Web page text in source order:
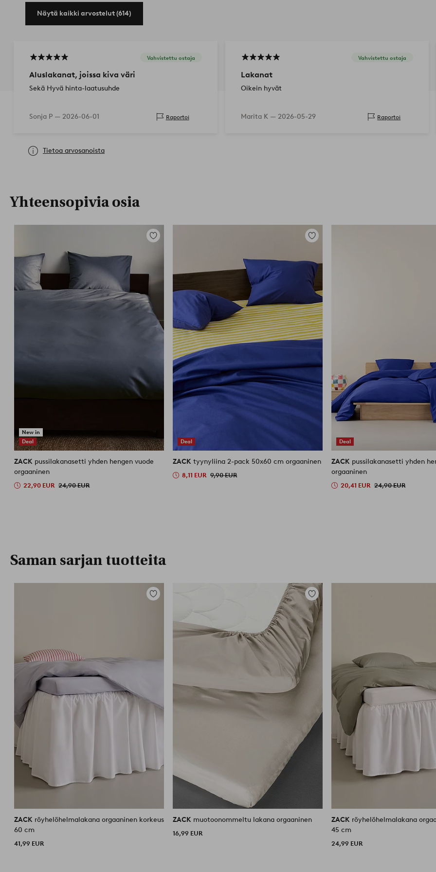
Näytä kaikki arvostelut (614)
Vahvistettu ostaja
Aluslakanat, joissa kiva väri
Sekä Hyvä hinta-laatusuhde
Sonja P — 2026-06-01 Raportoi
Vahvistettu ostaja
Lakanat
Oikein hyvät
Marita K — 2026-05-29 Raportoi
Tietoa arvosanoista
Yhteensopivia osia
New in
Deal
Lisää
ZACK pussilakanasetti yhden hengen vuode
orgaaninen
22,90 EUR 24,90 EUR
Deal
Lisää
ZACK tyynyliina 2-pack 50x60 cm orgaaninen
8,11 EUR 9,90 EUR
Deal
ZACK pussilakanasetti yhden
orgaaninen
20,41 EUR 24,90 EUR
Saman sarjan tuotteita
Lisää
ZACK röyhelöhelmalakana orgaaninen korkeus
60 cm
41,99 EUR
Lisää
suosikkeihin
ZACK muotoonommeltu lakana orgaaninen
16,99 EUR
ZACK röyhelöhelmalakana
45 cm
24,99 EUR